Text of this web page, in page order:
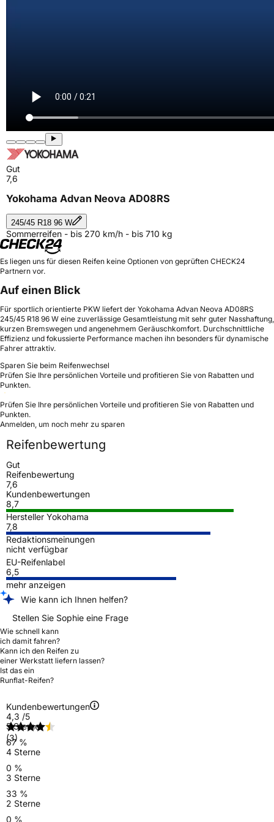
Gut
7,6
Yokohama Advan Neova AD08RS
245/45 R18 96 W
Sommerreifen - bis 270 km/h - bis 710 kg
Es liegen uns für diesen Reifen keine Optionen von geprüften CHECK24
Partnern vor.
Auf einen Blick
Für sportlich orientierte PKW liefert der Yokohama Advan Neova AD08RS
245/45 R18 96 W eine zuverlässige Gesamtleistung mit sehr guter Nasshaftung,
kurzen Bremswegen und angenehmem Geräuschkomfort. Durchschnittliche
Effizienz und fokussierte Performance machen ihn besonders für dynamische
Fahrer attraktiv.
Sparen Sie beim Reifenwechsel
Prüfen Sie Ihre persönlichen Vorteile und profitieren Sie von Rabatten und
Punkten.
Prüfen Sie Ihre persönlichen Vorteile und profitieren Sie von Rabatten und
Punkten.
Anmelden, um noch mehr zu sparen
Reifenbewertung
Gut
Reifenbewertung
7,6
Kundenbewertungen
8,7
Hersteller Yokohama
7,8
Redaktionsmeinungen
nicht verfügbar
EU-Reifenlabel
6,5
mehr anzeigen
Wie kann ich Ihnen helfen?
Stellen Sie Sophie eine Frage
Wie schnell kann
ich damit fahren?
Kann ich den Reifen zu
einer Werkstatt liefern lassen?
Ist das ein
Runflat-Reifen?
Kundenbewertungen
4,3 /5
(3)
5 Sterne
67 %
4 Sterne
0 %
3 Sterne
33 %
2 Sterne
0 %